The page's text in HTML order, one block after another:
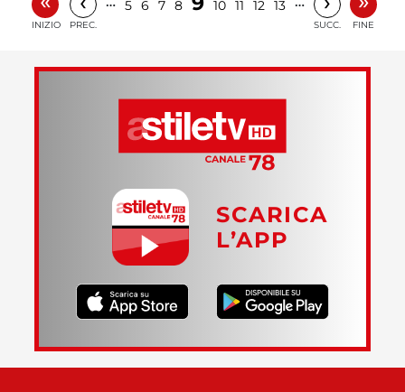
INIZIO PREC.
5 6 7 8 10 11 12 13
SUCC. FINE
SCARICA
L’APP